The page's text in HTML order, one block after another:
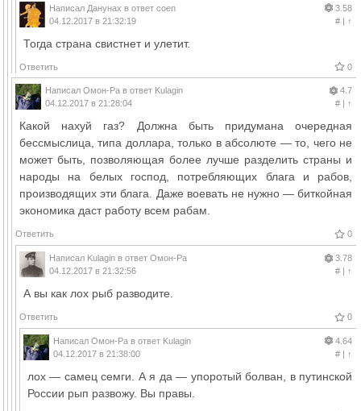
Написал Данунах в ответ coen
04.12.2017 в 21:32:19
3.58
#| ↑
Тогда страна свистнет и улетит.
Ответить 0
Написал Омон-Ра в ответ Kulagin
04.12.2017 в 21:28:04
4.7
#| ↑
Какой нахуй газ? Должна быть придумана очередная
бессмыслица, типа доллара, только в абсолюте — то, чего не
может быть, позволяющая более лучше разделить страны и
народы на белых господ, потребляющих блага и рабов,
производящих эти блага. Даже воевать не нужно — биткойная
экономика даст работу всем рабам.
Ответить 0
Написал Kulagin в ответ Омон-Ра
04.12.2017 в 21:32:56
3.78
#| ↑
А вы как лох рыб разводите.
Ответить 0
Написал Омон-Ра в ответ Kulagin
04.12.2017 в 21:38:00
4.64
#| ↑
лох — самец семги. А я да — упоротый болван, в путинской
России рып развожу. Вы правы.